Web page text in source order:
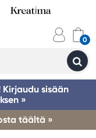
Kirjaudu sisään
»
täältä »